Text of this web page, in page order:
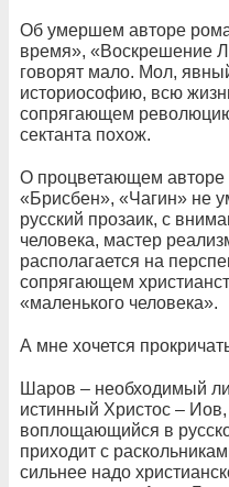
Об умершем авторе
время», «Воскрешение
говорят мало. Мол,
историософию, всю
сопрягающем
сектанта похож.
О процветающем авторе
«Брисбен», «Чагин» не
русский прозаик, с
человека, мастер
располагается на
сопрягающем
«маленького человека».
А мне хочется
Шаров – необходимый
истинный Христос –
воплощающийся в
приходит с
сильнее надо